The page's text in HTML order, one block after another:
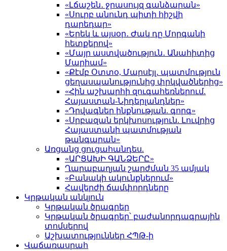
«Լճաշեն․ ջրասույզ գանձարան»
«Սուրբ անունդ պիտի հիշվի
դարեդար»
«Երեկ և այսօր․ Ժակ դը Մորգանի
հետքերով»
«Մայր աստվածություն․ Անահիտից
Մարիամ»
«Քէմբ Օտտօ, Մարսէյլ․ պատմություն
ցեղասպանությունից փրկվածներից»
«Հին աշխարհի զուգահեռներում.
Հայաստան-Նիդերլանդներ»
«Դրվագներ ինքնության. գորգ»
«Սրբազան երկխոսություն. Լուվրից
Հայաստանի պատմության
թանգարան»
Առցանց ցուցահանդես.
«ԱՐՑԱԽԻ ԳԱՆՁԵՐԸ»
Ղարաբաղյան շարժման 35 ամյակ
«Բանակի ակունքներում»
Հավերժի ճամփորդները
Կրթական անկյուն
Կրթական ծրագրեր
Կրթական ծրագրեր՝ բաժանորդագրային
տոմսերով
Աշխատություններ ՀՊԹ-ի
Վաճառասրահ